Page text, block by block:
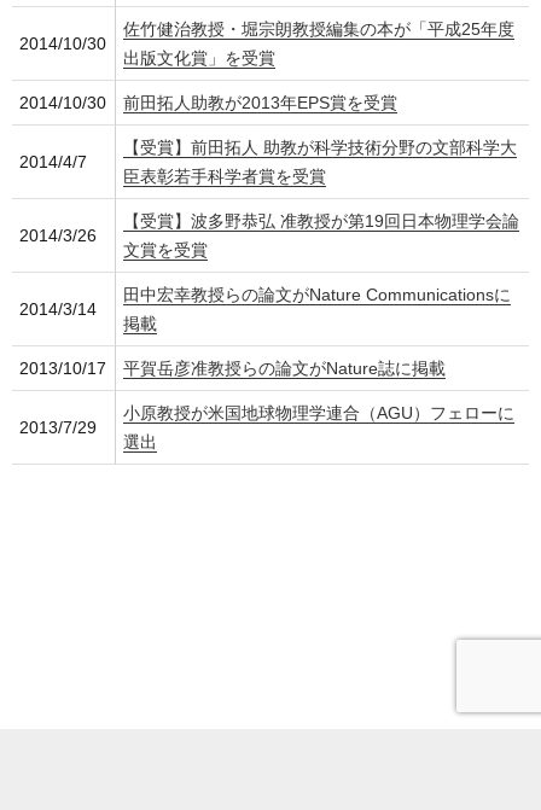
2014/10/30
佐竹健治教授・堀宗朗教授編集の本が「平成25年度
出版文化賞」を受賞
2014/10/30 前田拓人助教が2013年EPS賞を受賞
2014/4/7
【受賞】前田拓人 助教が科学技術分野の文部科学大
臣表彰若手科学者賞を受賞
2014/3/26
【受賞】波多野恭弘 准教授が第19回日本物理学会論
文賞を受賞
2014/3/14
田中宏幸教授らの論文がNature Communicationsに
掲載
2013/10/17 平賀岳彦准教授らの論文がNature誌に掲載
2013/7/29
小原教授が米国地球物理学連合（AGU）フェローに
選出